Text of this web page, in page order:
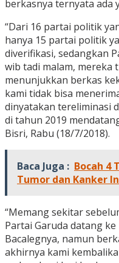
berkasnya ternyata ada
“Dari 16 partai politik
hanya 15 partai politik
diverifikasi, sedangkan
wib tadi malam, mereka
menunjukkan berkas
kami tidak bisa
dinyatakan tereliminasi
di tahun 2019
Bisri, Rabu (18/7/2018).
Baca Juga : Bocah 4
Tumor dan Kanker
“Memang sekitar
Partai Garuda datang
Bacalegnya, namun
akhirnya kami